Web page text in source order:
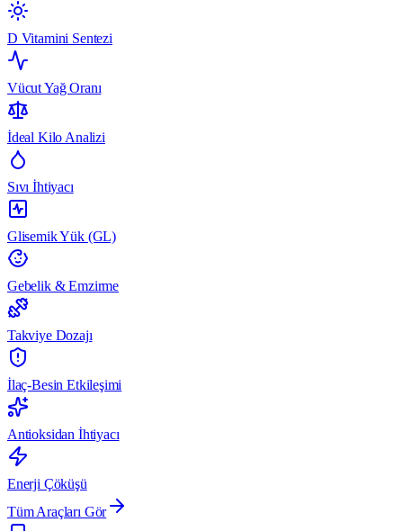
D Vitamini Sentezi
Vücut Yağ Oranı
İdeal Kilo Analizi
Sıvı İhtiyacı
Glisemik Yük (GL)
Gebelik & Emzirme
Takviye Dozajı
İlaç-Besin Etkileşimi
Antioksidan İhtiyacı
Enerji Çöküşü
Tüm Araçları Gör